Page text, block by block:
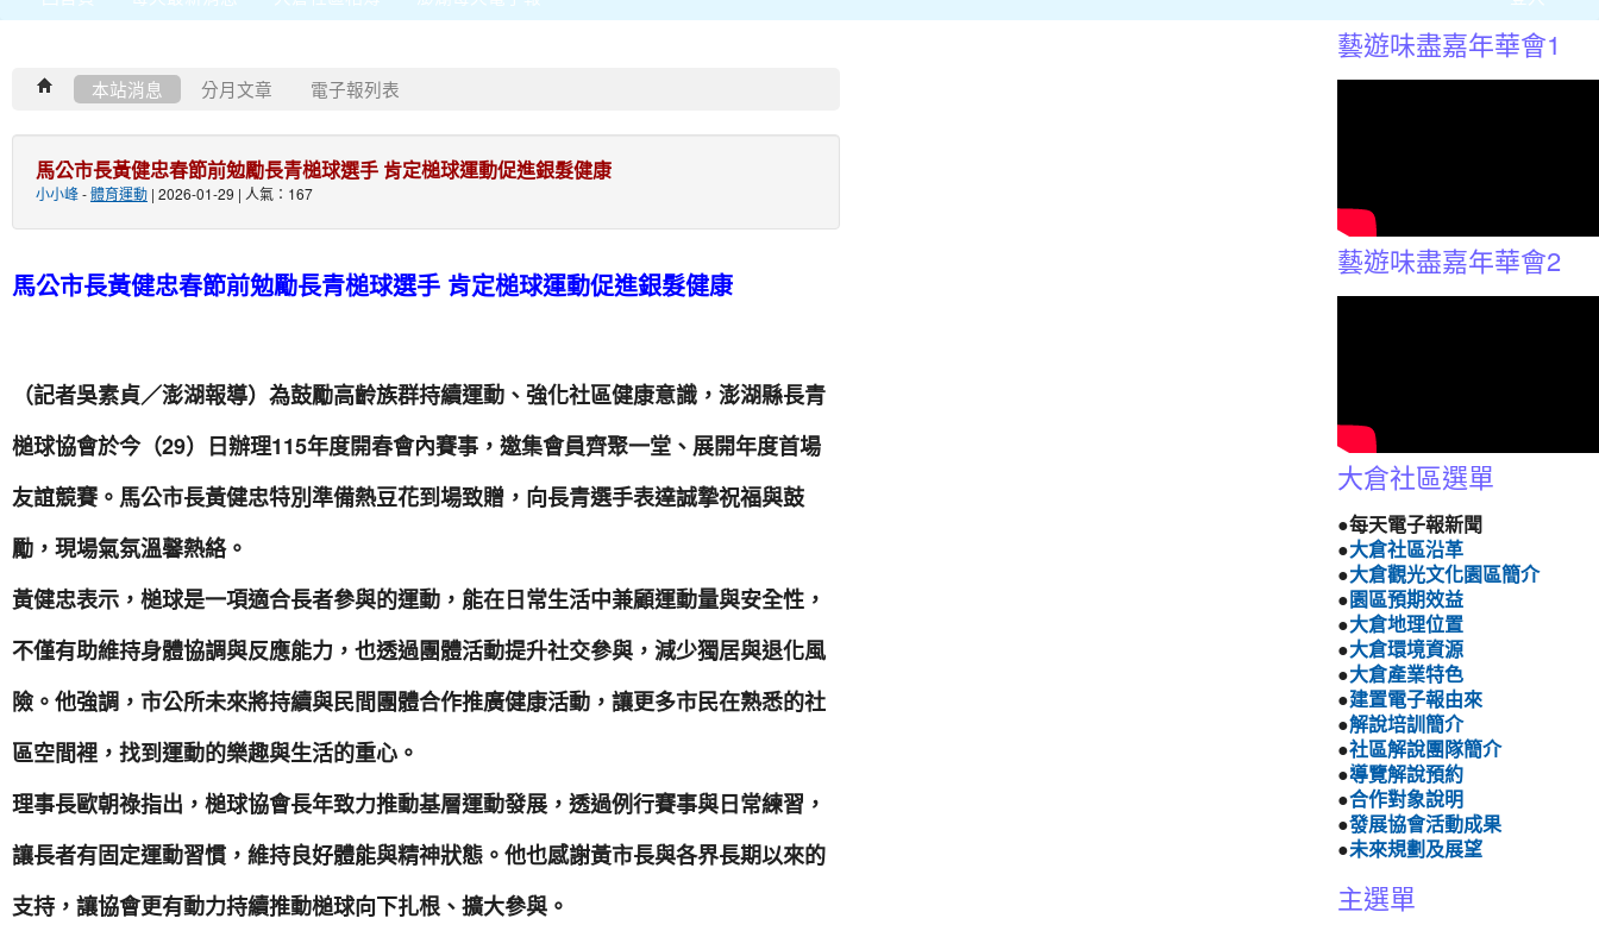
本站消息 分月文章 電子報列表
馬公市長黃健忠春節前勉勵長青槌球選手 肯定槌球運動促進銀髮健康
小小峰-體育運動 | 2026-01-29 | 人氣：167
馬公市長黃健忠春節前勉勵長青槌球選手 肯定槌球運動促進銀髮健康
（記者吳素貞／澎湖報導）為鼓勵高齡族群持續運動、強化社區健康意識，澎湖縣長青
槌球協會於今（29）日辦理115年度開春會內賽事，邀集會員齊聚一堂、展開年度首場
友誼競賽。馬公市長黃健忠特別準備熱豆花到場致贈，向長青選手表達誠摯祝福與鼓
勵，現場氣氛溫馨熱絡。
黃健忠表示，槌球是一項適合長者參與的運動，能在日常生活中兼顧運動量與安全性，
不僅有助維持身體協調與反應能力，也透過團體活動提升社交參與，減少獨居與退化風
險。他強調，市公所未來將持續與民間團體合作推廣健康活動，讓更多市民在熟悉的社
區空間裡，找到運動的樂趣與生活的重心。
理事長歐朝祿指出，槌球協會長年致力推動基層運動發展，透過例行賽事與日常練習，
讓長者有固定運動習慣，維持良好體能與精神狀態。他也感謝黃市長與各界長期以來的
支持，讓協會更有動力持續推動槌球向下扎根、擴大參與。
藝遊味盡嘉年華會1
藝遊味盡嘉年華會2
大倉社區選單
●每天電子報新聞
●大倉社區沿革
●大倉觀光文化園區簡介
● 園區預期效益
●大倉地理位置
●大倉環境資源
●大倉產業特色
●建置電子報由來
●解說培訓簡介
●社區解說團隊簡介
●導覽解說預約
●合作對象說明
●發展協會活動成果
●未來規劃及展望
主選單